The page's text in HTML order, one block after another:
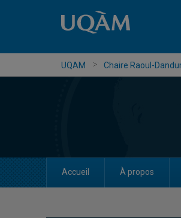
UQAM Chaire Raoul-
Accueil À propos